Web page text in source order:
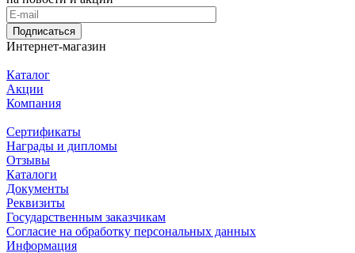
Подписаться
Интернет-магазин
Каталог
Акции
Компания
Сертификаты
Награды и дипломы
Отзывы
Каталоги
Документы
Реквизиты
Государственным заказчикам
Согласие на обработку персональных данных
Информация